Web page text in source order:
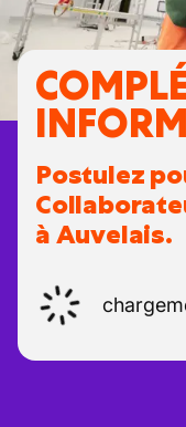
Postulez
à Auvelais.